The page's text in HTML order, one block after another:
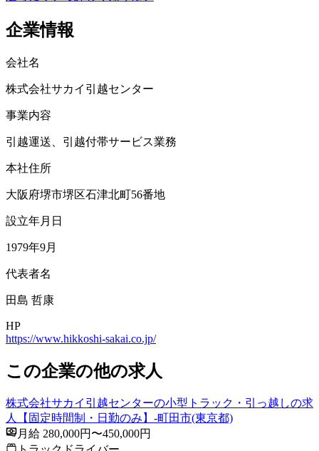
企業情報
会社名
株式会社サカイ引越センター
事業内容
引越運送、引越付帯サービス業務
本社住所
大阪府堺市堺区石津北町56番地
設立年月日
1979年9月
代表者名
田島 哲康
HP
https://www.hikkoshi-sakai.co.jp/
この企業の他の求人
株式会社サカイ引越センターの小型トラック・引っ越しの求
人【固定時間制・日勤のみ】-町田市(東京都)
月給 280,000円〜450,000円